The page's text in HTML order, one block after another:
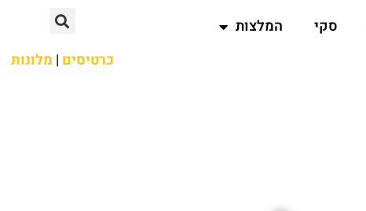
סקי
המלצות
כרטיסים | מלונות